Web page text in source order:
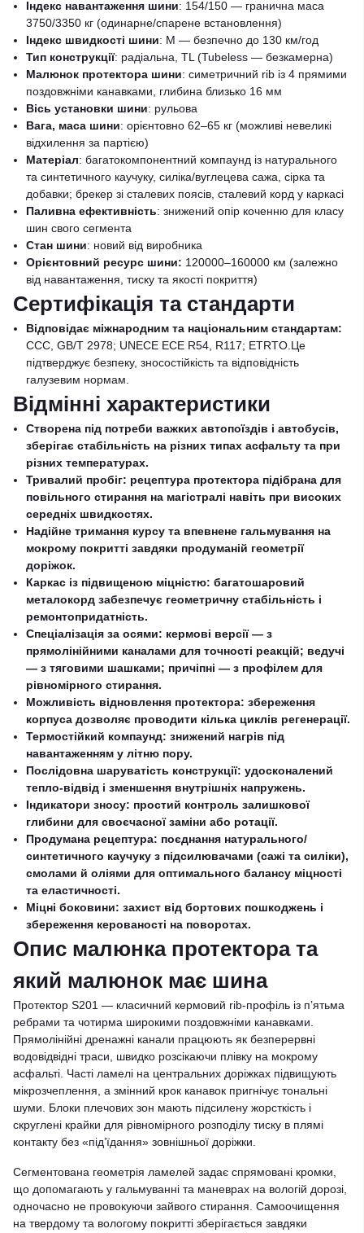
Індекс навантаження шини: 154/150 — гранична маса
3750/3350 кг (одинарне/спарене встановлення)
Індекс швидкості шини: M — безпечно до 130 км/год
Тип конструкції: радіальна, TL (Tubeless — безкамерна)
Малюнок протектора шини: симетричний rib із 4 прямими
поздовжніми канавками, глибина близько 16 мм
Вісь установки шини: рульова
Вага, маса шини: орієнтовно 62–65 кг (можливі невеликі
відхилення за партією)
Матеріал: багатокомпонентний компаунд із натурального
та синтетичного каучуку, силіка/вуглецева сажа, сірка та
добавки; брекер зі сталевих поясів, сталевий корд у каркасі
Паливна ефективність: знижений опір коченню для класу
шин свого сегмента
Стан шини: новий від виробника
Орієнтовний ресурс шини: 120000–160000 км (залежно
від навантаження, тиску та якості покриття)
Сертифікація та стандарти
Відповідає міжнародним та національним стандартам:
CCC, GB/T 2978; UNECE ECE R54, R117; ETRTO.Це
підтверджує безпеку, зносостійкість та відповідність
галузевим нормам.
Відмінні характеристики
Створена під потреби важких автопоїздів і автобусів,
зберігає стабільність на різних типах асфальту та при
різних температурах.
Тривалий пробіг: рецептура протектора підібрана для
повільного стирання на магістралі навіть при високих
середніх швидкостях.
Надійне тримання курсу та впевнене гальмування на
мокрому покритті завдяки продуманій геометрії
доріжок.
Каркас із підвищеною міцністю: багатошаровий
металокорд забезпечує геометричну стабільність і
ремонтопридатність.
Спеціалізація за осями: кермові версії — з
прямолінійними каналами для точності реакцій; ведучі
— з тяговими шашками; причіпні — з профілем для
рівномірного стирання.
Можливість відновлення протектора: збереження
корпуса дозволяє проводити кілька циклів регенерації.
Термоcтійкий компаунд: знижений нагрів під
навантаженням у літню пору.
Послідовна шаруватість конструкції: удосконалений
тепло-відвід і зменшення внутрішніх напружень.
Індикатори зносу: простий контроль залишкової
глибини для своєчасної заміни або ротації.
Продумана рецептура: поєднання натурального/
синтетичного каучуку з підсилювачами (сажі та силіки),
смолами й оліями для оптимального балансу міцності
та еластичності.
Міцні боковини: захист від бортових пошкоджень і
збереження керованості на поворотах.
Опис малюнка протектора та
який малюнок має шина
Протектор S201 — класичний кермовий rib-профіль із п’ятьма
ребрами та чотирма широкими поздовжніми канавками.
Прямолінійні дренажні канали працюють як безперервні
водовідвідні траси, швидко розсікаючи плівку на мокрому
асфальті. Часті ламелі на центральних доріжках підвищують
мікрозчеплення, а змінний крок канавок пригнічує тональні
шуми. Блоки плечових зон мають підсилену жорсткість і
скруглені крайки для рівномірного розподілу тиску в плямі
контакту без «під’їдання» зовнішньої доріжки.
Сегментована геометрія ламелей задає спрямовані кромки,
що допомагають у гальмуванні та маневрах на вологій дорозі,
одночасно не провокуючи зайвого стирання. Самоочищення
на твердому та вологому покритті зберігається завдяки